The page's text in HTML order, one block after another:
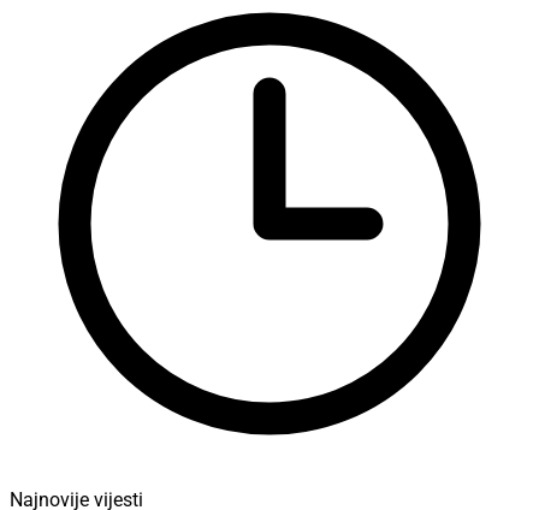
Najnovije vijesti